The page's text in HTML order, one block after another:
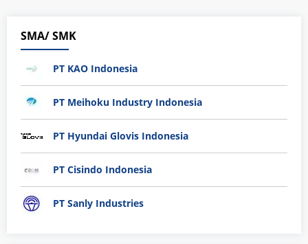
SMA/ SMK
PT KAO Indonesia
PT Meihoku Industry Indonesia
PT Hyundai Glovis Indonesia
PT Cisindo Indonesia
PT Sanly Industries